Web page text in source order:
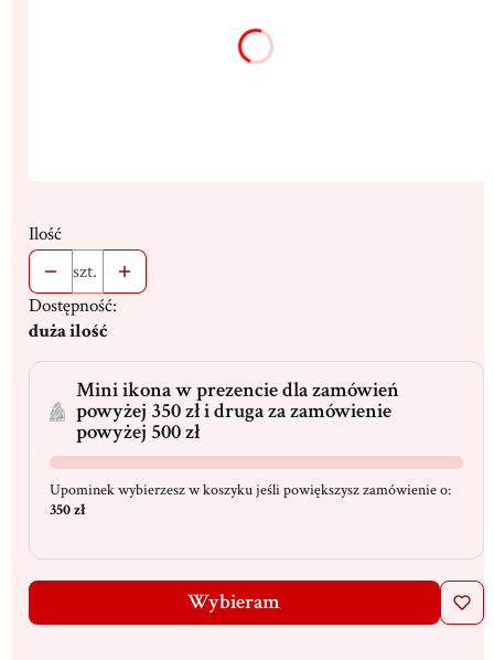
Dedykacja max. 250 znaków(+16,00 zł)
Ilość
szt.
Dostępność:
duża ilość
Mini ikona w prezencie dla zamówień
powyżej 350 zł i druga za zamówienie
powyżej 500 zł
Upominek wybierzesz w koszyku jeśli powiększysz zamówienie o:
350 zł
Wybieram